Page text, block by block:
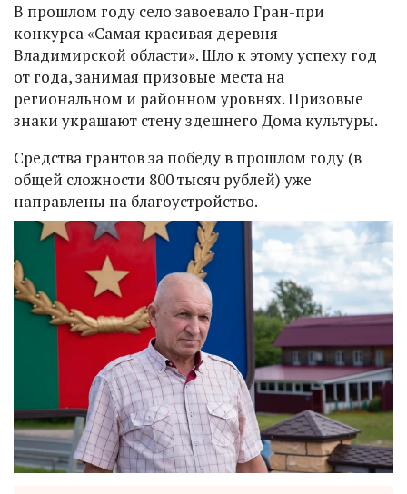
В прошлом году село завоевало Гран-при
конкурса «Самая красивая деревня
Владимирской области». Шло к этому успеху год
от года, занимая призовые места на
региональном и районном уровнях. Призовые
знаки украшают стену здешнего Дома культуры.
Средства грантов за победу в прошлом году (в
общей сложности 800 тысяч рублей) уже
направлены на благоустройство.